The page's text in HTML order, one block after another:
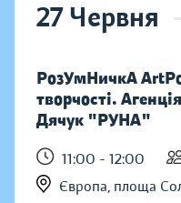
27 Червня
РозУмНичкА
творчості.
Дячук "РУНА"
11:00 - 12:00
Європа, площа